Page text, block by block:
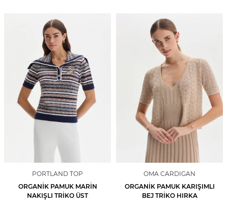
PORTLAND TOP
ORGANIK PAMUK MARIN
NAKIŞLI TRIKO ÜST
OMA CARDIGAN
ORGANIK PAMUK KARIŞIMLI
BEJ TRIKO HIRKA